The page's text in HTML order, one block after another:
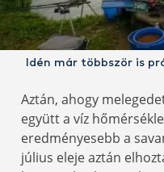
Idén már többször is
Aztán, ahogy
együtt a víz
eredményesebb a
július eleje aztán